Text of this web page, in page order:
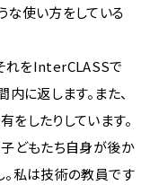
な使い方をしている
れをInterCLASSで
に返します。また、
したりしています。
子どもたち自身が後か
。私は技術の教員です